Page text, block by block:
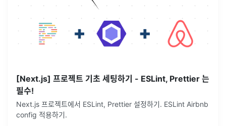
[Next.js] 프로젝트 기초 세팅하기 - ESLint, Prettier 는
필수!
Next.js 프로젝트에서 ESLint, Prettier 설정하기. ESLint Airbnb
config 적용하기.